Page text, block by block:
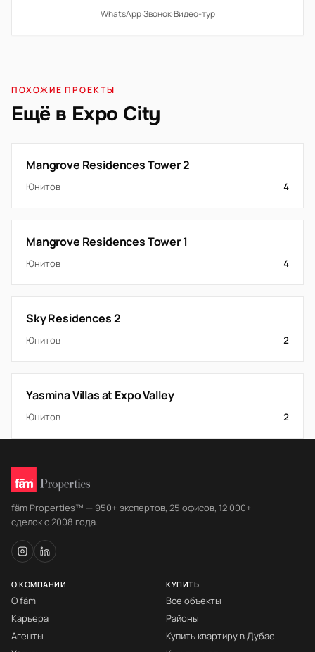
WhatsApp·Звонок·Видео-тур
ПОХОЖИЕ ПРОЕКТЫ
Ещё в Expo City
Mangrove Residences Tower 2
Юнитов 4
Mangrove Residences Tower 1
Юнитов 4
Sky Residences 2
Юнитов 2
Yasmina Villas at Expo Valley
Юнитов 2
fäm Properties™ — 950+ экспертов, 25 офисов, 12 000+
сделок с 2008 года.
О КОМПАНИИ
О fäm
Карьера
Агенты
КУПИТЬ
Все объекты
Районы
Купить квартиру в Дубае